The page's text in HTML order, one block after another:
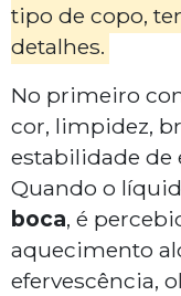
tipo de copo,
detalhes.
No primeiro
cor, limpidez,
estabilidade de
Quando o
boca, é
aquecimento
efervescência,